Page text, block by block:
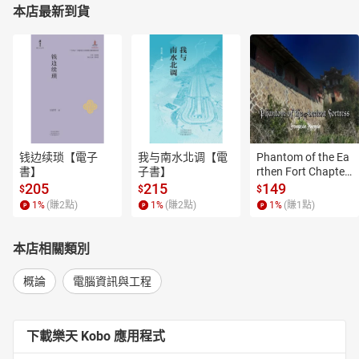
本店最新到貨
钱边续琐【電子
書】
$205
1 % (賺2點)
我与南水北调【電
子書】
$215
1 % (賺2點)
Phantom of the Ea
rthen Fort Chapter
4【有聲書】
$149
1 % (賺1 點)
本店相關類別
概論 電腦資訊與工程
下載樂天 Kobo 應用程式